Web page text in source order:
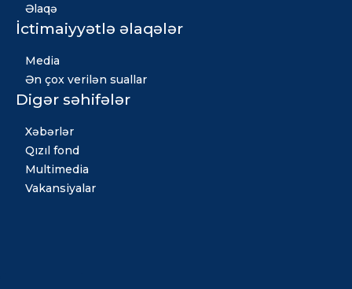
Əlaqə
İctimaiyyətlə əlaqələr
Media
Ən çox verilən suallar
Digər səhifələr
Xəbərlər
Qızıl fond
Multimedia
Vakansiyalar